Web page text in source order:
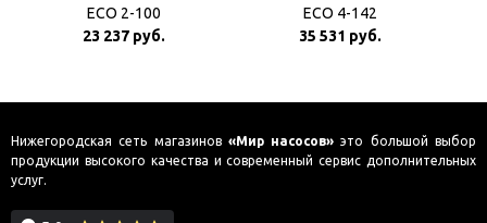
ECO 2-100
23 237 руб.
ECO 4-142
35 531 руб.
Нижегородская сеть магазинов «Мир насосов» это большой выбор
продукции высокого качества и современный сервис дополнительных
услуг.